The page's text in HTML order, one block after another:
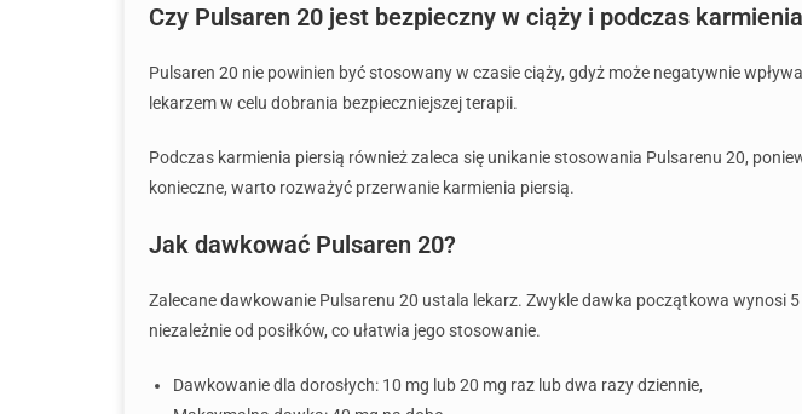
Czy Pulsaren 20 jest bezpieczny w ciąży i podczas
Pulsaren 20 nie powinien być stosowany w czasie ciąży, gdyż może negatywnie
lekarzem w celu dobrania bezpieczniejszej terapii.
Podczas karmienia piersią również zaleca się unikanie stosowania Pulsarenu 20,
konieczne, warto rozważyć przerwanie karmienia piersią.
Jak dawkować Pulsaren 20?
Zalecane dawkowanie Pulsarenu 20 ustala lekarz. Zwykle dawka początkowa wynosi
niezależnie od posiłków, co ułatwia jego stosowanie.
Dawkowanie dla dorosłych: 10 mg lub 20 mg raz lub dwa razy dziennie,